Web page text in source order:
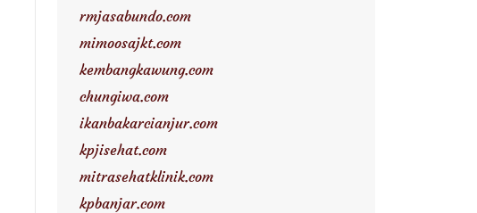
rmjasabundo.com
mimoosajkt.com
kembangkawung.com
chungiwa.com
ikanbakarcianjur.com
kpjisehat.com
mitrasehatklinik.com
kpbanjar.com